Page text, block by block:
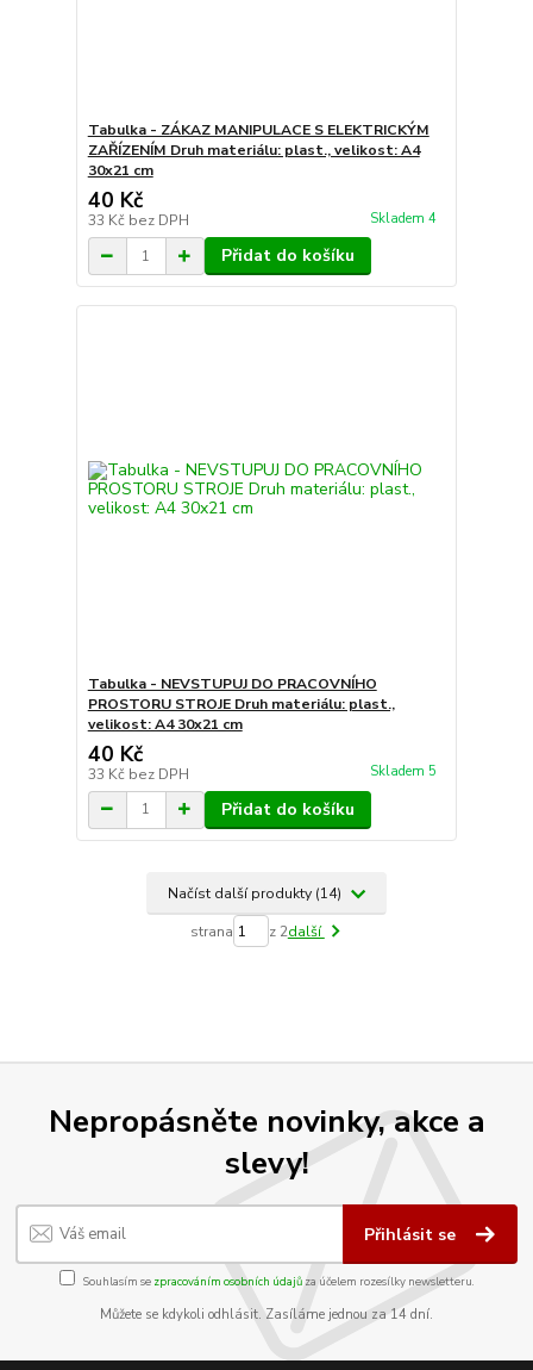
Tabulka - ZÁKAZ MANIPULACE S ELEKTRICKÝM
ZAŘÍZENÍM Druh materiálu: plast., velikost: A4
30x21 cm
40 Kč
33 Kč bez DPH Skladem 4
Přidat do košíku
Tabulka - NEVSTUPUJ DO PRACOVNÍHO
PROSTORU STROJE Druh materiálu: plast.,
velikost: A4 30x21 cm
40 Kč
33 Kč bez DPH Skladem 5
Přidat do košíku
Načíst další produkty (14)
strana z 2další
Nepropásněte novinky, akce a
slevy!
Přihlásit se
Souhlasím se zpracováním osobních údajůza účelem rozesílky newsletteru.
Můžete se kdykoli odhlásit. Zasíláme jednou za 14 dní.